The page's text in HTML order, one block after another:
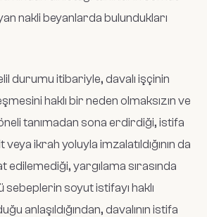
nakli beyanlarda bulundukları
durumu itibariyle, davalı işçinin
haklı bir neden olmaksızın ve
tanımadan sona erdirdiği, istifa
ikrah yoluyla imzalatıldığının da
edilemediği, yargılama sırasında
sebeplerin soyut istifayı haklı
anlaşıldığından, davalının istifa